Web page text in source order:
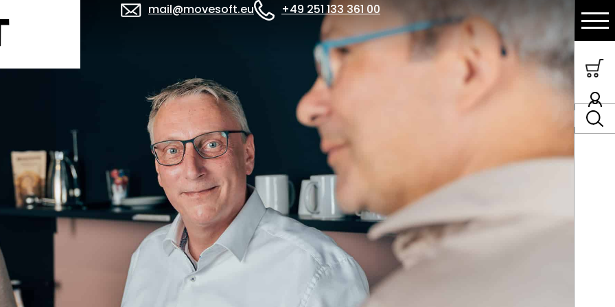
mail@movesoft.eu +49 251 133 361 00